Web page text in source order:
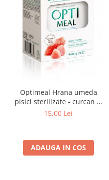
Optimeal Hrana umeda
pisici sterilizate - curcan si
pui in sos, set 3+1,
15,00 Lei
ADAUGA IN COS